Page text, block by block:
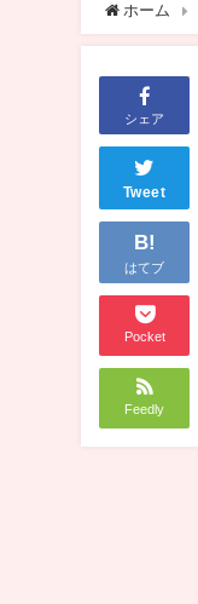
ホーム
シェア
Tweet
B!
はてブ
Pocket
Feedly